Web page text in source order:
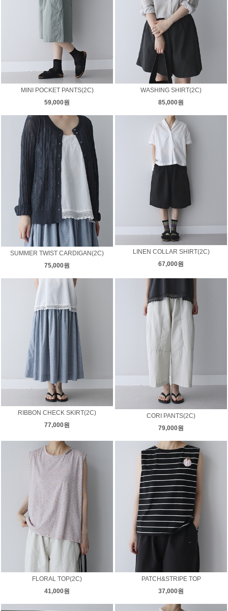
MINI POCKET PANTS(2C)
59,000원
WASHING SHIRT(2C)
85,000원
SUMMER TWIST CARDIGAN(2C)
75,000원
LINEN COLLAR SHIRT(2C)
67,000원
RIBBON CHECK SKIRT(2C)
77,000원
CORI PANTS(2C)
79,000원
FLORAL TOP(2C)
41,000원
PATCH&STRIPE TOP
37,000원